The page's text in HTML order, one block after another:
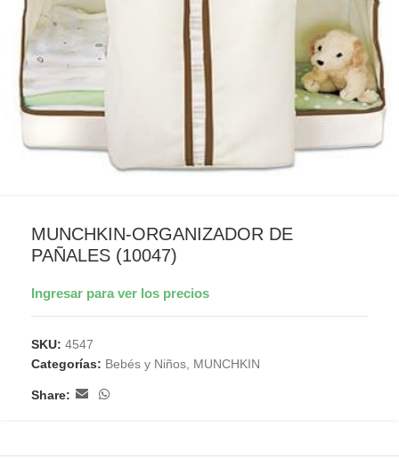
MUNCHKIN-ORGANIZADOR DE
PAÑALES (10047)
Ingresar para ver los precios
SKU: 4547
Categorías: Bebés y Niños MUNCHKIN
Share: